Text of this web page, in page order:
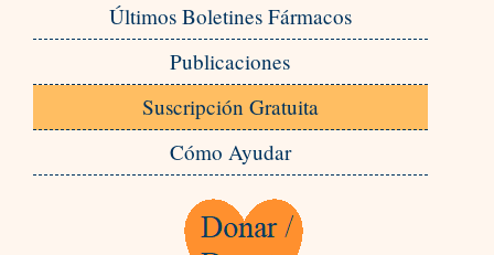
Últimos Boletines Fármacos
Publicaciones
Suscripción Gratuita
Cómo Ayudar